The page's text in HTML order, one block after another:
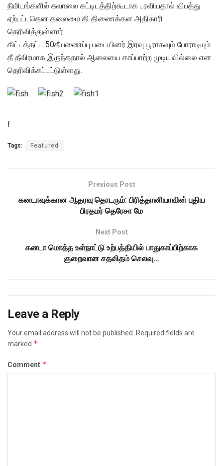
நிமிடங்களில் சுவாலை கட்டிடத்திற்கூடாக பரவியதால் விபத்து
ஏற்பட்டதென தலைமை தி திணைக்கள அதிகாரி
தெரிவித்துள்ளார்.
கிட்டத்தட்ட 50தீயணைப்பு படையினர் இரவு பூராகவும் போராடியும்
தீ தீவிரமாக இருந்ததால் ஆலையை காப்பாற்ற முடியவில்லை என
தெரிவிக்கப்பட்டுள்ளது.
f
Tags: Featured
Previous Post
கனடாவுக்கான ஆதரவு தொடரும்: பிரித்தானியாவின் புதிய
பிரதமர் தெரேசா மே
Next Post
கனடா மொத்த உள்நாட்டு உற்பத்தியில் பாதுகாப்பிற்காக
குறைவான சதவிதம் செலவு…
Leave a Reply
Your email address will not be published.
Required fields are
marked *
Comment *